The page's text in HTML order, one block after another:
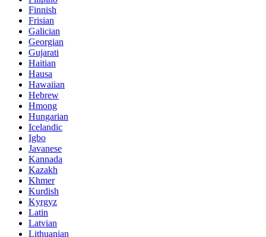
Finnish
Frisian
Galician
Georgian
Gujarati
Haitian
Hausa
Hawaiian
Hebrew
Hmong
Hungarian
Icelandic
Igbo
Javanese
Kannada
Kazakh
Khmer
Kurdish
Kyrgyz
Latin
Latvian
Lithuanian